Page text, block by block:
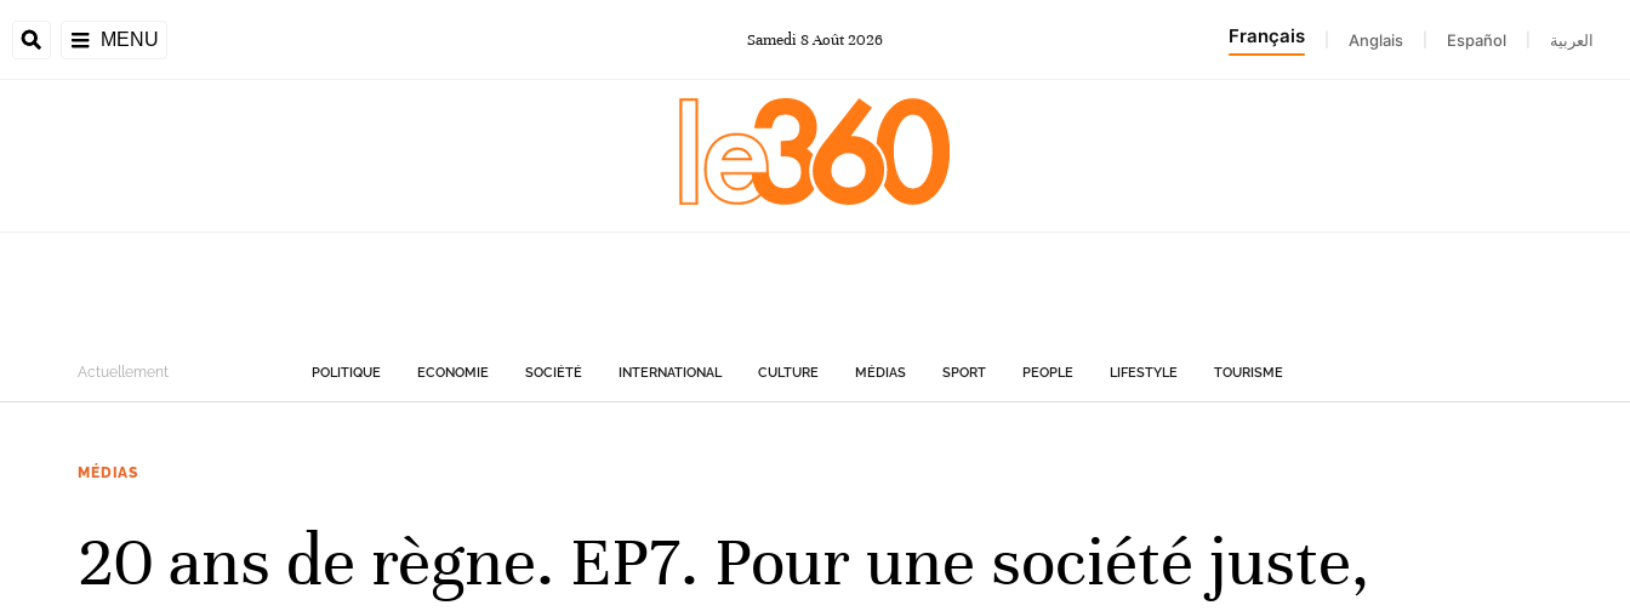
MENU Samedi 8Août2026 Français Anglais Español العربية
Actuellement POLITIQUE ECONOMIE SOCIÉTÉ INTERNATIONAL CULTURE MÉDIAS SPORT PEOPLE LIFESTYLE TOURISME
MÉDIAS
20 ans de règne. EP7. Pour une société juste,